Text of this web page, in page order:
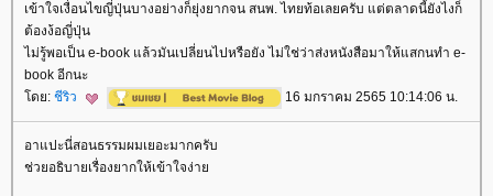
เข้าใจเงื่อนไขญี่ปุ่นบางอย่างก็ยุ่งยากจน สนพ. ไทยท้อเลยครับ แต่ตลาดนี้ยังไงก็
ต้องง้อญี่ปุ่น
ไม่รู้พอเป็น e-book แล้วมันเปลี่ยนไปหรือยัง ไม่ใช่ว่าส่งหนังสือมาให้แสกนทำ e-
book อีกนะ
ดย: ชีริว 16 มกราคม 2565 10:14:06 น.
อาแปะนี่สอนธรรมผมเยอะมากครับ
ช่วยอธิบายเรื่องยากให้เข้าใจง่า